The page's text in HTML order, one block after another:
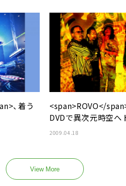
、着う
<span>ROVO</
DVDで異次元時空へ
2009.04.18
View More